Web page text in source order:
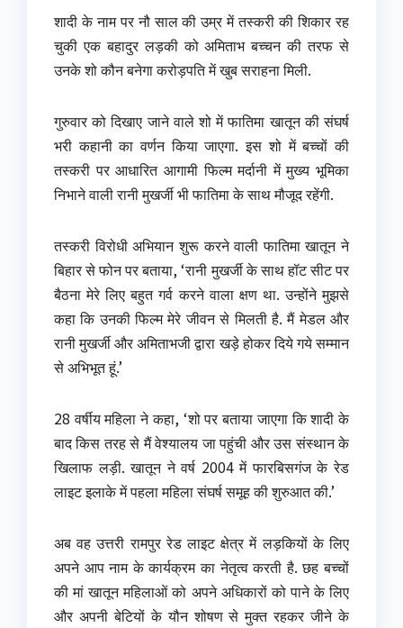
शादी के नाम पर नौ साल की उम्र में तस्करी की शिकार रह
चुकी एक बहादुर लड़की को अमिताभ बच्चन की तरफ से
उनके शो कौन बनेगा करोड़पति में खुब सराहना मिली.
गुरुवार को दिखाए जाने वाले शो में फातिमा खातून की संघर्ष
भरी कहानी का वर्णन किया जाएगा. इस शो में बच्चों की
तस्करी पर आधारित आगामी फिल्म मर्दानी में मुख्य भूमिका
निभाने वाली रानी मुखर्जी भी फातिमा के साथ मौजूद रहेंगी.
तस्करी विरोधी अभियान शुरू करने वाली फातिमा खातून ने
बिहार से फोन पर बताया, ‘रानी मुखर्जी के साथ हॉट सीट पर
बैठना मेरे लिए बहुत गर्व करने वाला क्षण था. उन्होंने मुझसे
कहा कि उनकी फिल्म मेरे जीवन से मिलती है. मैं मेडल और
रानी मुखर्जी और अमिताभजी द्वारा खड़े होकर दिये गये सम्मान
से अभिभूत हूं.’
28 वर्षीय महिला ने कहा, ‘शो पर बताया जाएगा कि शादी के
बाद किस तरह से मैं वेश्यालय जा पहुंची और उस संस्थान के
खिलाफ लड़ी. खातून ने वर्ष 2004 में फारबिसगंज के रेड
लाइट इलाके में पहला महिला संघर्ष समूह की शुरुआत की.’
अब वह उत्तरी रामपुर रेड लाइट क्षेत्र में लड़कियों के लिए
अपने आप नाम के कार्यक्रम का नेतृत्व करती है. छह बच्चों
की मां खातून महिलाओं को अपने अधिकारों को पाने के लिए
और अपनी बेटियों के यौन शोषण से मुक्त रहकर जीने के